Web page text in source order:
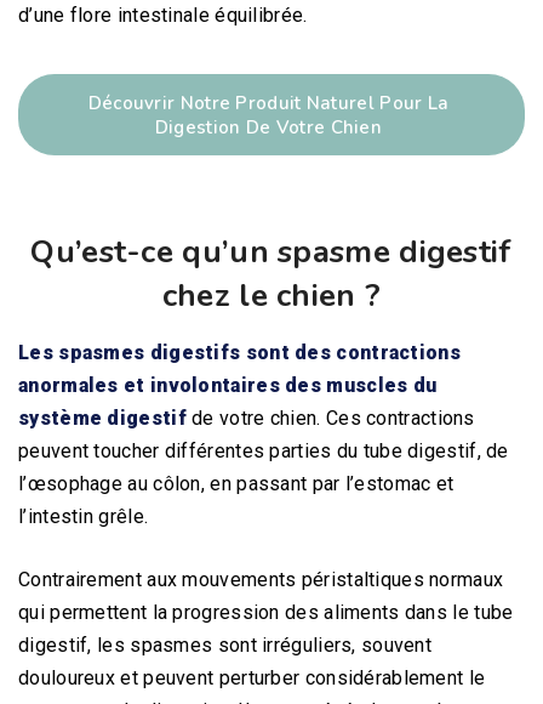
d’une flore intestinale équilibrée.
Découvrir Notre Produit Naturel Pour La
Digestion De Votre Chien
Qu’est-ce qu’un spasme digestif
chez le chien ?
Les spasmes digestifs sont des contractions
anormales et involontaires des muscles du
système digestifde votre chien. Ces contractions
peuvent toucher différentes parties du tube digestif, de
l’œsophage au côlon, en passant par l’estomac et
l’intestin grêle.
Contrairement aux mouvements péristaltiques normaux
qui permettent la progression des aliments dans le tube
digestif, les spasmes sont irréguliers, souvent
douloureux et peuvent perturber considérablement le